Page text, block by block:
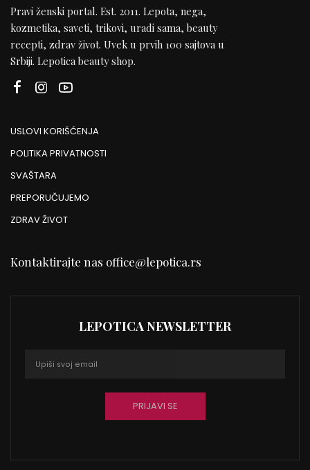
Pravi ženski portal. Est. 2011. Lepota, nega,
kozmetika, saveti, trikovi, uradi sama, beauty
recepti, zdrav život. Uvek u prvih 100 sajtova u
Srbiji. Lepotica beauty shop.
USLOVI KORIŠĆENJA
POLITIKA PRIVATNOSTI
SVAŠTARA
PREPORUČUJEMO
ZDRAV ŽIVOT
Kontaktirajte nas office@lepotica.rs
LEPOTICA NEWSLETTER